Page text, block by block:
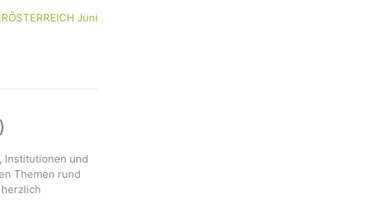
Juni
Institutionen und
Themen rund